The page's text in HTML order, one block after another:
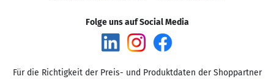
Folge uns auf Social Media
Für die Richtigkeit der Preis- und Produktdaten der Shoppartner